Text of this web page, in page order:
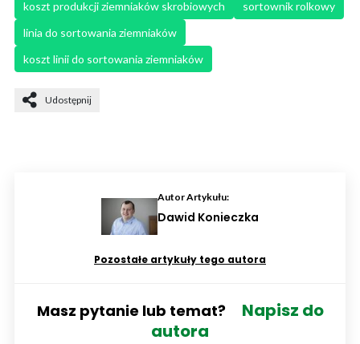
koszt produkcji ziemniaków skrobiowych
sortownik rolkowy
linia do sortowania ziemniaków
koszt linii do sortowania ziemniaków
Udostępnij
Autor Artykułu:
Dawid Konieczka
Pozostałe artykuły tego autora
Masz pytanie lub temat?
Napisz do
autora